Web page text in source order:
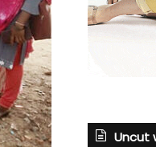
Uncut